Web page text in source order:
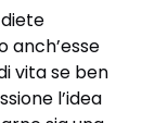
anch’esse
vita se ben
l’idea